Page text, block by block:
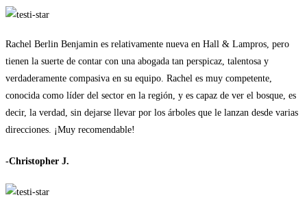
Rachel Berlin Benjamin es relativamente nueva en Hall & Lampros, pero
tienen la suerte de contar con una abogada tan perspicaz, talentosa y
verdaderamente compasiva en su equipo. Rachel es muy competente,
conocida como líder del sector en la región, y es capaz de ver el bosque, es
decir, la verdad, sin dejarse llevar por los árboles que le lanzan desde varias
direcciones. ¡Muy recomendable!
-Christopher J.